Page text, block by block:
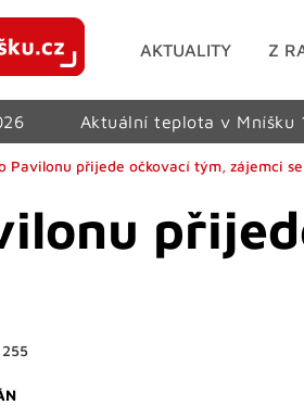
AKTUALITY Z
Aktuální teplota v Mníšku
Pavilonu přijede očkovací tým, zájemci
255